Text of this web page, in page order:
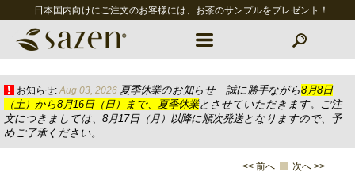
日本国内向けにご注文のお客様には、お茶のサンプルをプレゼント！
お知らせ: Aug 03, 2026 夏季休業のお知らせ 誠に勝手ながら8月8日
（土）から8月16日（日）まで、夏季休業とさせていただきます。ご注
文につきましては、8月17日（月）以降に順次発送となりますので、予
めご了承ください。
<< 前へ 次へ >>